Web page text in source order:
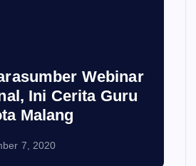
Webinar
Ini Cerita Guru
Malang
7, 2020